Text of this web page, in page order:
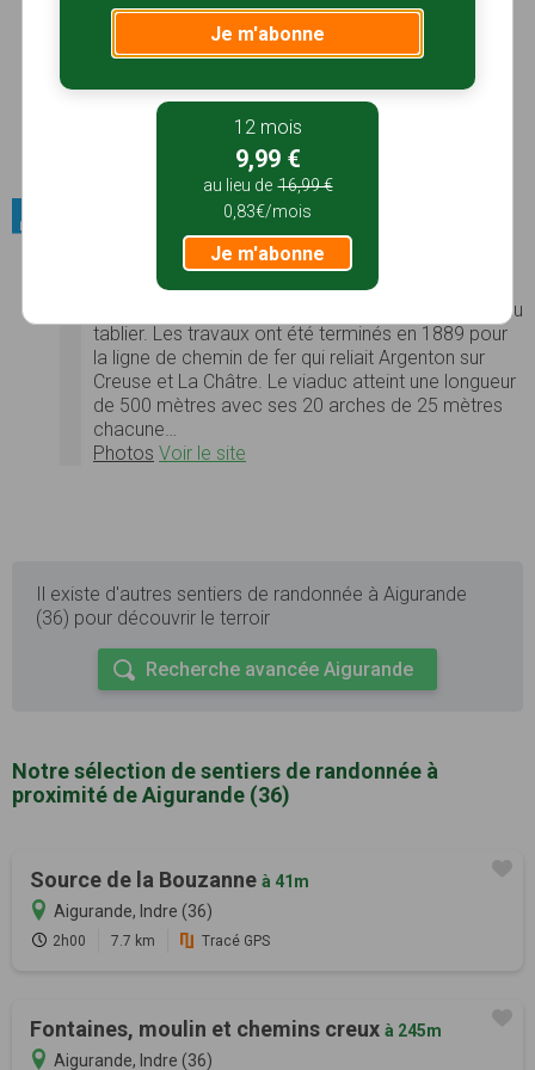
Le château entouré de douves édifié au XIVème siècle sur les
vestiges de la forteresse médiévale dont il ne reste que le donjon
et quelques unes des onze tours. Cette édifice est situé sur un
éperon naturel dominant la vallée du Gourdon. Au-dessus du
jardin, merveilleux panorama...
Patrimoine bâti / Pont
Viaduc de l'Auzon
C'est un ouvrage spectaculaire qui permet le
franchissement de l'Auzon, situé 40 m en-dessus du
tablier. Les travaux ont été terminés en 1889 pour
la ligne de chemin de fer qui reliait Argenton sur
Creuse et La Châtre. Le viaduc atteint une longueur
de 500 mètres avec ses 20 arches de 25 mètres
chacune…
Photos Voir le site
Il existe d'autres sentiers de randonnée à Aigurande
(36) pour découvrir le terroir
Recherche avancée Aigurande
Notre sélection de sentiers de randonnée à
proximité de Aigurande (36)
Source de la Bouzanne à 41m
Aigurande, Indre (36)
2h00 7.7 km Tracé GPS
Fontaines, moulin et chemins creux à 245m
Aigurande, Indre (36)
Je m'abonne
12 mois
9,99 €
au lieu de 16,99 €
0,83€/mois
Je m'abonne